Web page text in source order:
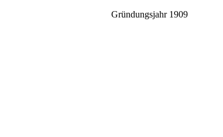
Gründungsjahr 1909